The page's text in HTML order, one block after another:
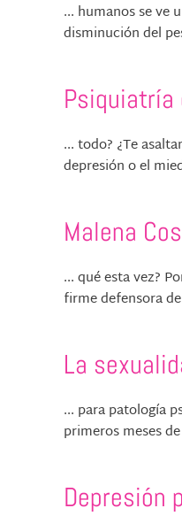
... humanos se ve
disminución del
Psiquiatría
... todo? ¿Te
depresión o el
Malena
... qué esta vez?
firme defensora
La
... para patología
primeros meses
Depresión